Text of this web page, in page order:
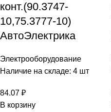
конт.(90.3747-
10,75.3777-10)
АвтоЭлектрика
Электрооборудование
Наличие на складе: 4 шт
84.07 ₽
В корзину